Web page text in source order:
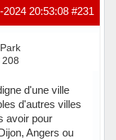
#231
2024 20:53:08
d'une ville
d'autres villes
avoir pour
Angers ou